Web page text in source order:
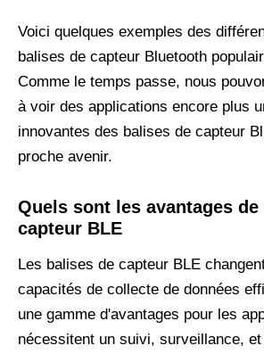
Voici quelques exemples des
balises de capteur Bluetooth
Comme le temps passe, nous
à voir des applications encore plus
innovantes des balises de capteur
proche avenir.
Quels sont les avantages
capteur BLE
Les balises de capteur BLE
capacités de collecte de données
une gamme d'avantages pour les
nécessitent un suivi, surveillance,